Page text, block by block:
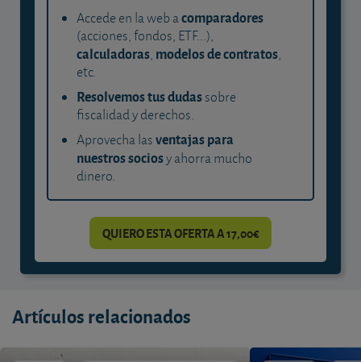
Accede en la web acomparadores
(acciones, fondos, ETF...),
calculadoras, modelos de contratos,
etc.
Resolvemos tus dudassobre
fiscalidad y derechos.
Aprovecha lasventajas para
nuestros sociosy ahorra mucho
dinero.
QUIERO ESTA OFERTA A 17,00€
Artículos relacionados